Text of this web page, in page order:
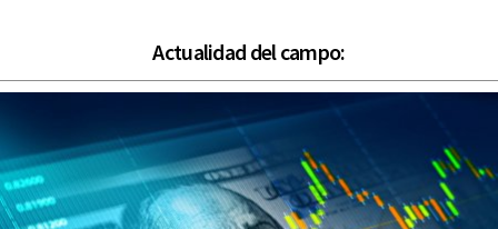
Actualidad del campo: